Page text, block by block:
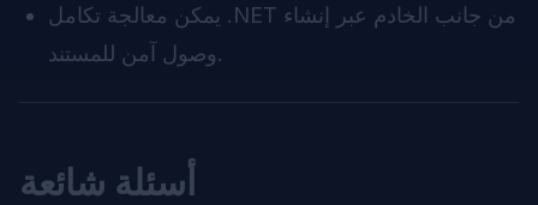
يمكن معالجة تكامل .NET من جانب الخادم عبر إنشاء
وصول آمن للمستند.
أسئلة شائعة